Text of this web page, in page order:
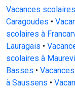
Vacances
Caragoudes •
scolaires à
Lauragais •
scolaires à
Basses •
à Saussens •